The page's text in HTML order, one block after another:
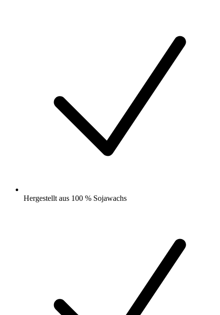
Hergestellt aus 100 % Sojawachs